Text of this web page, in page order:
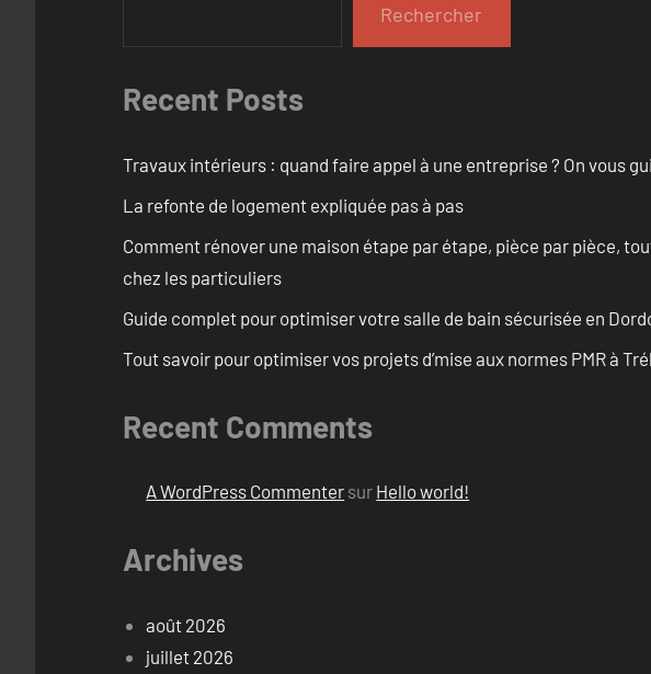
Rechercher
Recent Posts
Travaux intérieurs : quand faire appel à une entreprise ? On vous
La refonte de logement expliquée pas à pas
Comment rénover une maison étape par étape, pièce par pièce,
chez les particuliers
Guide complet pour optimiser votre salle de bain sécurisée en
Tout savoir pour optimiser vos projets d’mise aux normes PMR à
Recent Comments
A WordPress Commenter sur Hello world!
Archives
août 2026
juillet 2026